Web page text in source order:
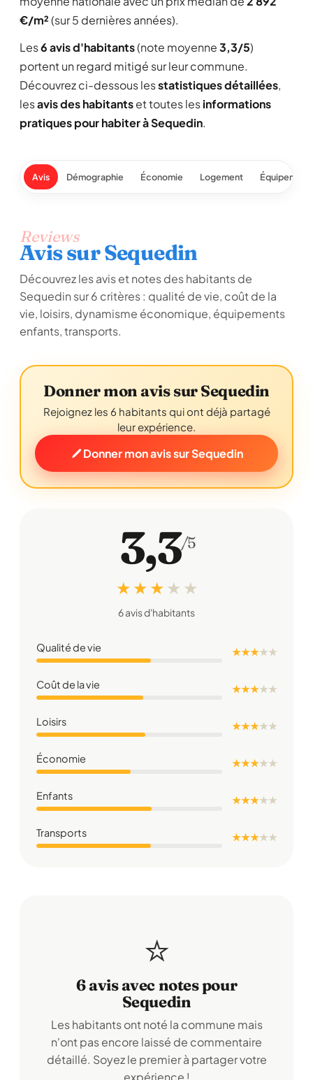
€/m²(sur 5 dernières années).
Les6 avis d'habitants(note moyenne3,3/5)
portent un regard mitigé sur leur commune.
Découvrez ci-dessous lesstatistiques détaillées,
lesavis des habitantset toutes lesinformations
pratiques pour habiter à Sequedin.
Avis Démographie Économie Logement
Reviews
Avis sur Sequedin
Découvrez les avis et notes des habitants de
Sequedin sur 6 critères : qualité de vie, coût de la
vie, loisirs, dynamisme économique, équipements
enfants, transports.
Donner mon avis sur Sequedin
Rejoignez les 6 habitants qui ont déjà partagé
leur expérience.
Donner mon avis sur Sequedin
3,3/5
★ ★ ★ ★ ★
6 avis d'habitants
Qualité de vie ★ ★ ★★★
Coût de la vie ★ ★ ★★★
Loisirs ★ ★ ★★★
Économie ★ ★ ★★★
Enfants ★ ★ ★★★
Transports ★ ★ ★★★
⭐
6 avis avec notes pour
Sequedin
Les habitants ont noté la commune mais
n'ont pas encore laissé de commentaire
détaillé. Soyez le premier à partager votre
expérience !